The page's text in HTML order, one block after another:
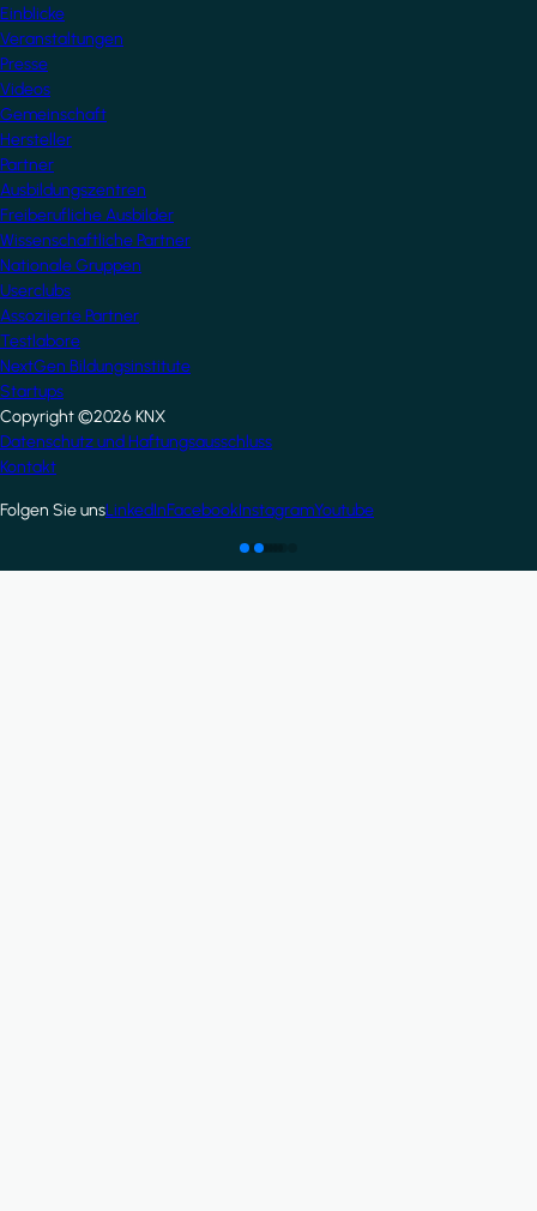
Einblicke
Veranstaltungen
Presse
Videos
Gemeinschaft
Hersteller
Partner
Ausbildungszentren
Freiberufliche Ausbilder
Wissenschaftliche Partner
Nationale Gruppen
Userclubs
Assoziierte Partner
Testlabore
NextGen Bildungsinstitute
Startups
Copyright ©2026 KNX
Footer
Datenschutz und Haftungsausschluss
Kontakt
Folgen Sie unsLinkedInFacebookInstagramYoutube